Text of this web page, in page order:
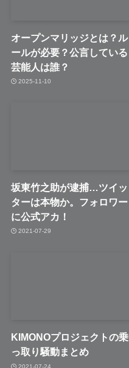
オープンマリッジとは？ル
ールが必要？公言している
芸能人は誰？
2025-11-10
坂東竹之助が逮捕…ツイッ
ターは本物か。フォロワー
に公式アカ！
2021-07-29
KIMONOプロジェクトの乗
っ取り騒動まとめ
2021-07-24